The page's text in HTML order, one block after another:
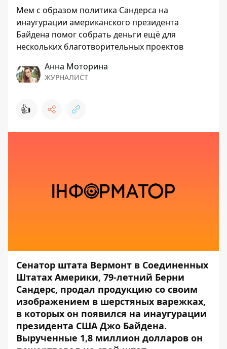
Мем с образом политика Сандерса на
инаугурации американского президента
Байдена помог собрать деньги ещё для
нескольких благотворительных проектов
Анна Моторина
ЖУРНАЛИСТ
👍
Сенатор штата Вермонт в Соединенных
Штатах Америки, 79-летний Берни
Сандерс, продал продукцию со своим
изображением в шерстяных варежках,
в которых он появился на инаугурации
президента США Джо Байдена.
Вырученные 1,8 миллион долларов он